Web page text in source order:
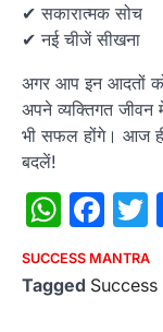
✔ सकारात्मक सोच
✔ नई चीजें सीखना
अगर आप इन आदतों
अपने व्यक्तिगत जीवन
भी सफल होंगे। आज
बदलें!
SUCCESS MANTRA
Tagged